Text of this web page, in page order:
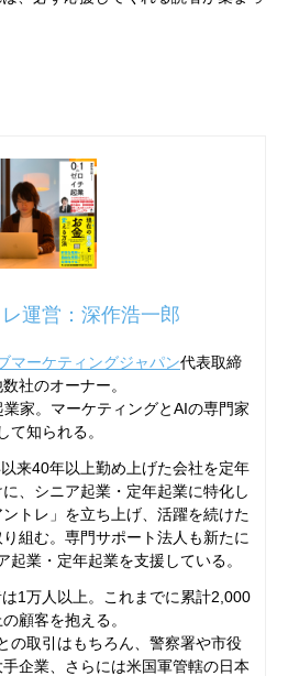
運営：深作浩一郎
マーケティングジャパン代表取締
社のオーナー。
家。マーケティングとAIの専門家
て知られる。
来40年以上勤め上げた会社を定年
、シニア起業・定年起業に特化し
トレ」を立ち上げ、活躍を続けた
組む。専門サポート法人も新たに
起業・定年起業を支援している。
1万人以上。これまでに累計2,000
顧客を抱える。
の取引はもちろん、警察署や市役
企業、さらには米国軍管轄の日本